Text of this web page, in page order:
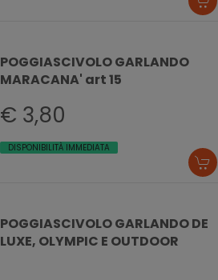
POGGIASCIVOLO GARLANDO
MARACANA' art 15
€ 3,80
DISPONIBILITÀ IMMEDIATA
POGGIASCIVOLO GARLANDO DE
LUXE, OLYMPIC E OUTDOOR